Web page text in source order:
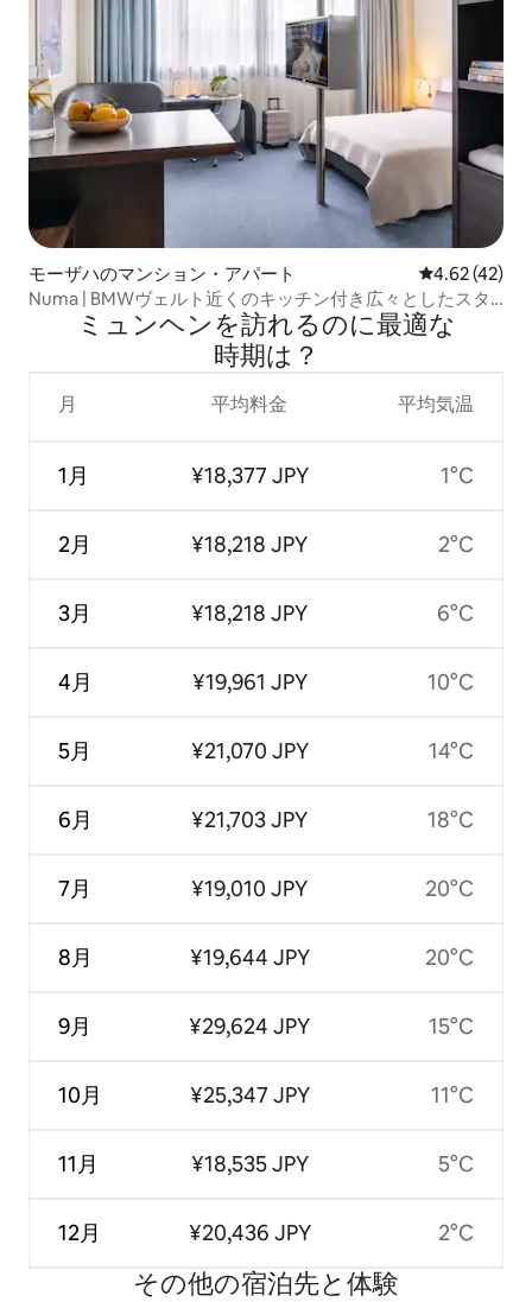
モーザハのマンション・アパート レビュー42
4.62 (42)
Numa | BMWヴェルト近くのキッチン付き広々としたスタ
ミュンヘンを訪⁠れ⁠るの⁠に最⁠適⁠な
時⁠期⁠は⁠？
月
1月
2月
3月
4月
5月
6月
7月
8月
9月
10月
11月
12月
平均料金
¥18,377 JPY
¥18,218 JPY
¥18,218 JPY
¥19,961 JPY
¥21,070 JPY
¥21,703 JPY
¥19,010 JPY
¥19,644 JPY
¥29,624 JPY
¥25,347 JPY
¥18,535 JPY
¥20,436 JPY
平均気温
1°C
2°C
6°C
10°C
14°C
18°C
20°C
20°C
15°C
11°C
5°C
2°C
その他の宿⁠泊⁠先と体⁠験